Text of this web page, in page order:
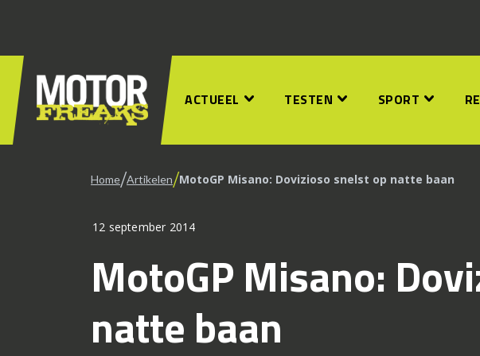
ACTUEEL TESTEN SPORT
Home/Artikelen/MotoGP Misano: Dovizioso snelst op natte baan
12 september 2014
MotoGP Misano:
natte baan